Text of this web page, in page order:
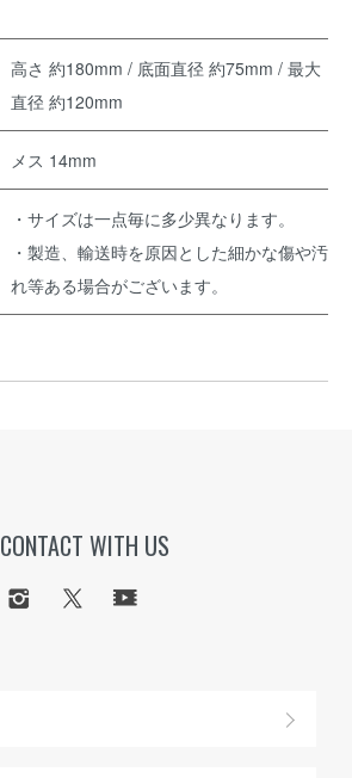
高さ 約180mm / 底面直径 約75mm / 最大
直径 約120mm
メス 14mm
・サイズは一点毎に多少異なります。
・製造、輸送時を原因とした細かな傷や汚
れ等ある場合がございます。
CONTACT WITH US